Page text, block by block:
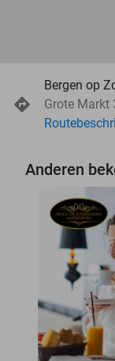
Bergen op
Grote Markt
Anderen